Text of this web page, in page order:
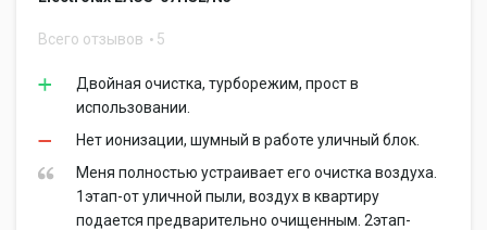
Всего отзывов 5
Двойная очистка, турборежим, прост в
использовании.
Нет ионизации, шумный в работе уличный блок.
Меня полностью устраивает его очистка воздуха.
1этап-от уличной пыли, воздух в квартиру
подается предварительно очищенным. 2этап-